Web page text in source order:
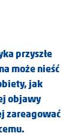
przyszłe
może nieść
jak
objawy
zareagować